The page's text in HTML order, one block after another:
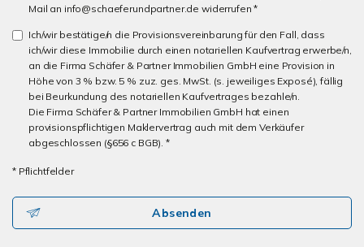
Mail an info@schaeferundpartner.de widerrufen *
Ich/wir bestätige/n die Provisionsvereinbarung für den Fall, dass
ich/wir diese Immobilie durch einen notariellen Kaufvertrag erwerbe/n,
an die Firma Schäfer & Partner Immobilien GmbH eine Provision in
Höhe von 3 % bzw. 5 % zuz. ges. MwSt. (s. jeweiliges Exposé), fällig
bei Beurkundung des notariellen Kaufvertrages bezahle/n.
Die Firma Schäfer & Partner Immobilien GmbH hat einen
provisionspflichtigen Maklervertrag auch mit dem Verkäufer
abgeschlossen (§656 c BGB). *
* Pflichtfelder
Absenden